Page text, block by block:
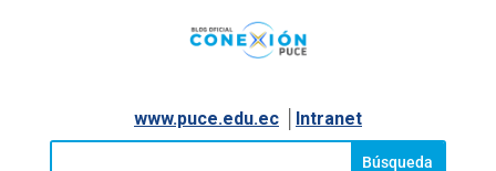
www.puce.edu.ec│ Intranet